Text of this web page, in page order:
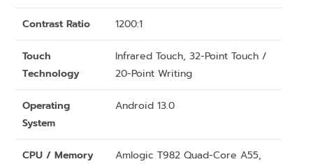
Contrast Ratio 1200:1
Touch
Technology
Infrared Touch, 32-Point Touch /
20-Point Writing
Operating
System
Android 13.0
CPU / Memory
Amlogic T982 Quad-Core A55,